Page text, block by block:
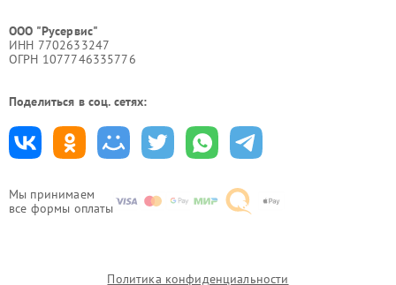
Мы принимаем
все формы оплаты
ООО "Русервис"
ИНН 7702633247
ОГРН 1077746335776
Поделиться в соц. сетях:
Политика конфиденциальности